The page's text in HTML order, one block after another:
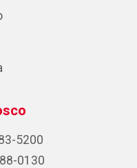
5200
0130